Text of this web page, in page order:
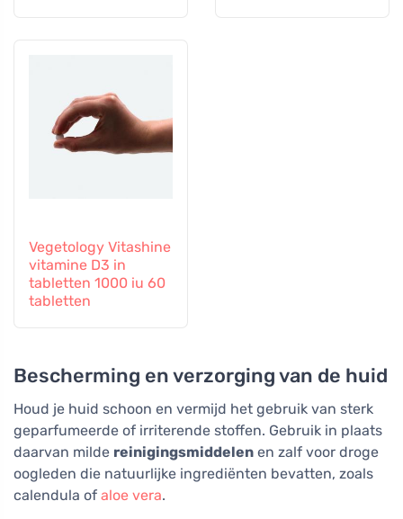
Vegetology Vitashine
vitamine D3 in
tabletten 1000 iu 60
tabletten
Bescherming en verzorging van de huid
Houd je huid schoon en vermijd het gebruik van sterk
geparfumeerde of irriterende stoffen. Gebruik in plaats
daarvan milde reinigingsmiddelen en zalf voor droge
oogleden die natuurlijke ingrediënten bevatten, zoals
calendula of aloe vera.